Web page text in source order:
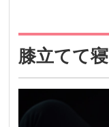
膝立てて